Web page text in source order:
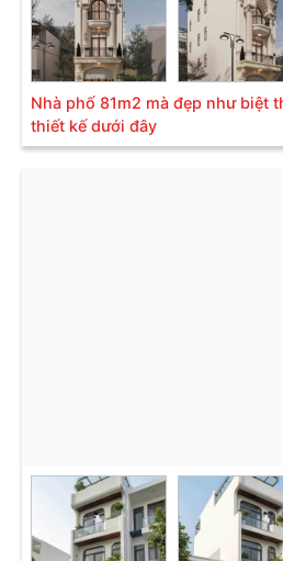
Nhà phố 81m2 mà đẹp như biệt
thiết kế dưới đây